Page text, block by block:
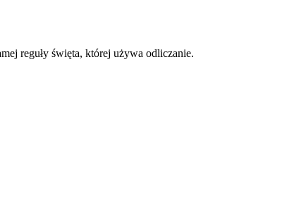
reguły święta, której używa odliczanie.